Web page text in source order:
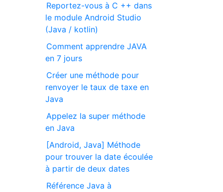
Reportez-vous à C ++ dans
le module Android Studio
(Java / kotlin)
Comment apprendre JAVA
en 7 jours
Créer une méthode pour
renvoyer le taux de taxe en
Java
Appelez la super méthode
en Java
[Android, Java] Méthode
pour trouver la date écoulée
à partir de deux dates
Référence Java à